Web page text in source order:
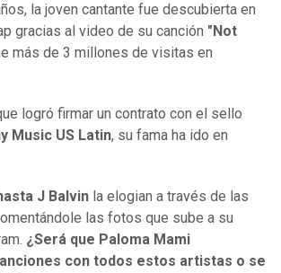
la joven cantante fue descubierta en
gracias al video de su canción "Not
más de 3 millones de visitas en
logró firmar un contrato con el sello
Music US Latin, su fama ha ido en
J Balvin la elogian a través de las
las fotos que sube a su
¿Será que Paloma Mami
con todos estos artistas o se